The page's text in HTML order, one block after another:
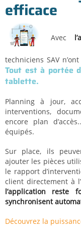
efficace
Avec
techniciens SAV
Tout est à portée
tablette.
Planning à jour,
interventions,
encore plan
équipés.
Sur place, ils
ajouter les pièces
le rapport
client directement à
l’application reste
synchronisent
Découvrez la